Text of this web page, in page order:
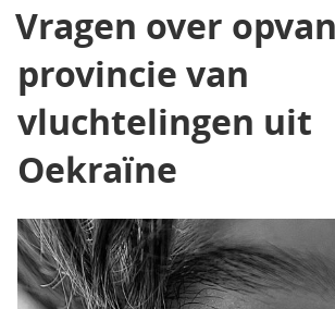
Vragen over
provincie van
vluchtelingen uit
Oekraïne